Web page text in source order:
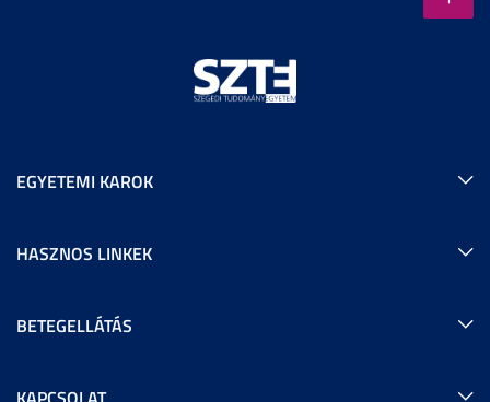
EGYETEMI KAROK
HASZNOS LINKEK
BETEGELLÁTÁS